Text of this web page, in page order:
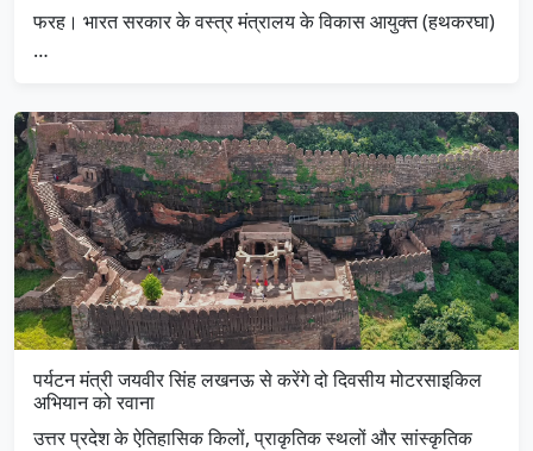
फरह। भारत सरकार के वस्त्र मंत्रालय के विकास आयुक्त (हथकरघा)
…
पर्यटन मंत्री जयवीर सिंह लखनऊ से करेंगे दो दिवसीय मोटरसाइकिल
अभियान को रवाना
उत्तर प्रदेश के ऐतिहासिक किलों, प्राकृतिक स्थलों और सांस्कृतिक